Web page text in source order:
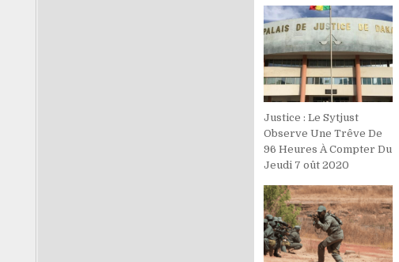
Justice : Le Sytjust
Observe Une Trêve De
96 Heures À Compter Du
Jeudi 7 oût 2020